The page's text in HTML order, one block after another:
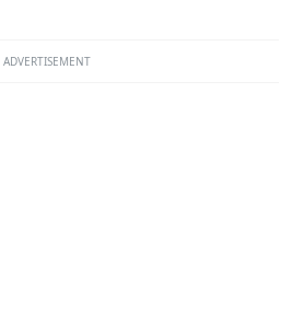
ADVERTISEMENT